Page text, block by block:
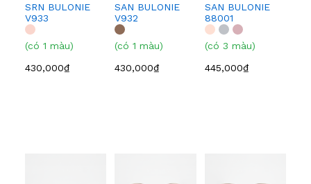
SRN BULONIE
V933
(có 1 màu)
430,000₫
SAN BULONIE
V932
(có 1 màu)
430,000₫
SAN BULONIE
88001
(có 3 màu)
445,000₫